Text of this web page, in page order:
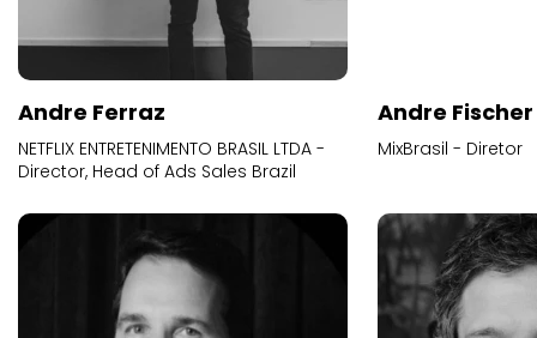
Andre Ferraz
NETFLIX ENTRETENIMENTO BRASIL LTDA -
Director, Head of Ads Sales Brazil
Andre Fischer
MixBrasil - Diretor